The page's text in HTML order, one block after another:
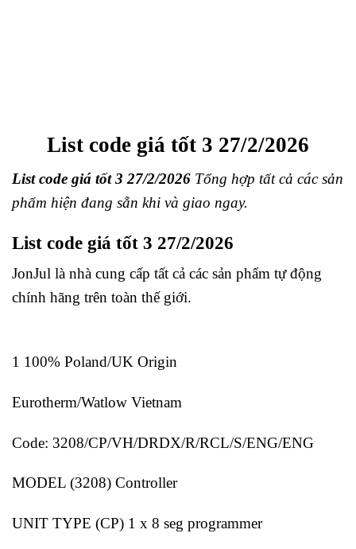
List code giá tốt 3 27/2/2026
List code giá tốt 3 27/2/2026 Tổng hợp tất cả các sản
phẩm hiện đang sẵn khi và giao ngay.
List code giá tốt 3 27/2/2026
JonJul là nhà cung cấp tất cả các sản phẩm tự động
chính hãng trên toàn thế giới.
1 100% Poland/UK Origin
Eurotherm/Watlow Vietnam
Code: 3208/CP/VH/DRDX/R/RCL/S/ENG/ENG
MODEL (3208) Controller
UNIT TYPE (CP) 1 x 8 seg programmer